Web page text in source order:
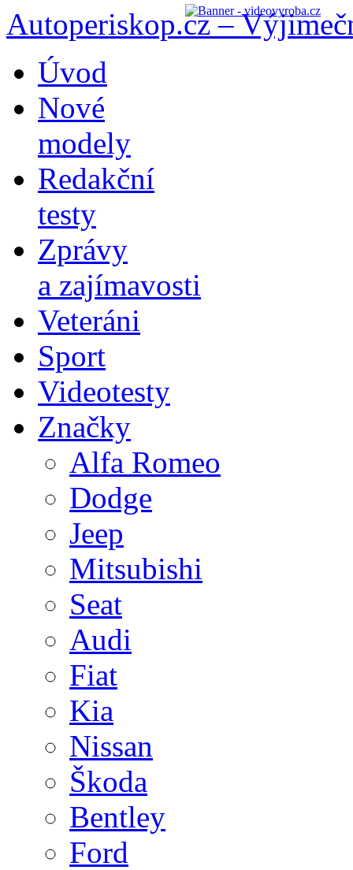
Autoperiskop.cz –
obsahu
webu
Úvod
Nové
modely
Redakční
testy
Zprávy
a zajímavosti
Veteráni
Sport
Videotesty
Značky
Alfa Romeo
Dodge
Jeep
Mitsubishi
Seat
Audi
Fiat
Kia
Nissan
Škoda
Bentley
Ford